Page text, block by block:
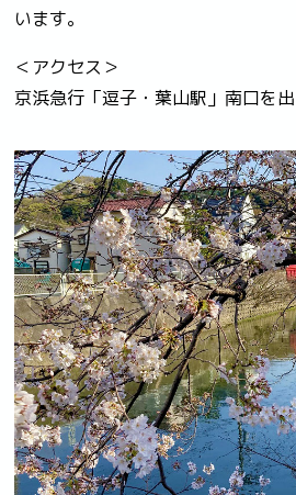
います。
＜アクセス＞
京浜急行「逗子・葉山駅」南口を